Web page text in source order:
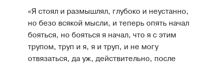
«Я стоял и размышлял, глубоко и неустанно,
но безо всякой мысли, и теперь опять начал
бояться, но бояться я начал, что я с этим
трупом, труп и я, я и труп, и не могу
отвязаться, да уж, действительно, после